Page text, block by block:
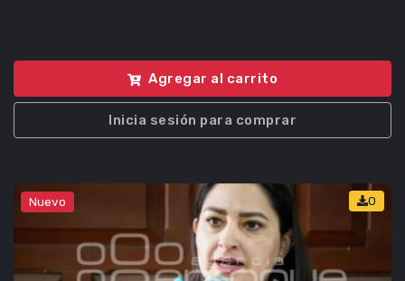
Agregar al carrito
Inicia sesión para comprar
Nuevo 0